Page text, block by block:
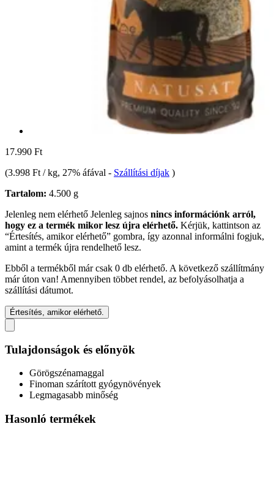
17.990 Ft
(3.998 Ft / kg, 27% áfával - Szállítási díjak )
Tartalom: 4.500 g
Jelenleg nem elérhető Jelenleg sajnos nincs információnk arról,
hogy ez a termék mikor lesz újra elérhető. Kérjük, kattintson az
“Értesítés, amikor elérhető” gombra, így azonnal informálni fogjuk,
amint a termék újra rendelhető lesz.
Ebből a termékből már csak 0 db elérhető. A következő szállítmány
már úton van! Amennyiben többet rendel, az befolyásolhatja a
szállítási dátumot.
Értesítés, amikor elérhető.
Tulajdonságok és előnyök
Görögszénamaggal
Finoman szárított gyógynövények
Legmagasabb minőség
Hasonló termékek